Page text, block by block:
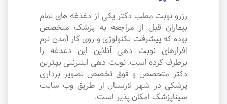
رزرو نوبت مطب دکتر یکی از دغدغه های تمام
بیماران قبل از مراجعه به پزشک متخصص
بوده که پیشرفت تکنولوژی و روی کار آمدن نرم
افزارهای نوبت دهی آنلاین این دغدغه را
برطرف کرده است. نوبت دهی اینترنتی بهترین
دکتر متخصص و فوق تخصص تصویر برداری
پزشکی در شهر لارستان از طریق وب سایت
سیناپزشک امکان پذیر است.